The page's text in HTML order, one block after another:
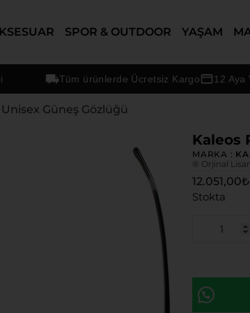
SPOR & OUTDOOR YAŞAM
Tüm ürünlerde Ücretsiz Kargo 12 Aya
Güneş Gözlüğü
Kaleos
MARKA :
® Orjinal
12.051,00₺
Stokta